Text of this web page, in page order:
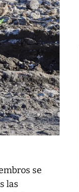
se
las